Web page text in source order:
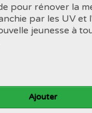
pour rénover la
par les UV et
jeunesse à
Ajouter